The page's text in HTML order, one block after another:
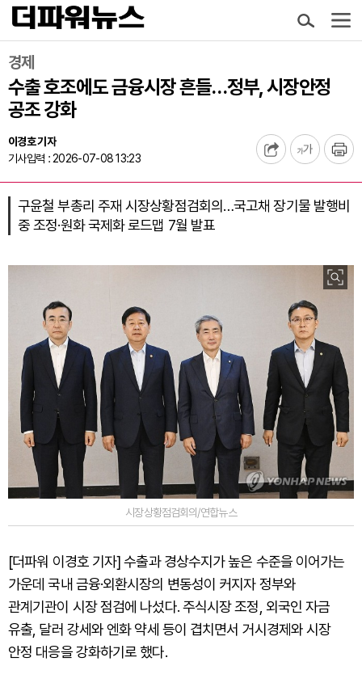
경제
수출 호조에도 금융시장 흔들…정부, 시장안정
공조 강화
이경호 기자
기사입력 : 2026-07-08 13:23
구윤철 부총리 주재 시장상황점검회의…국고채 장기물 발행비
중 조정·원화 국제화 로드맵 7월 발표
시장상황점검회의/연합뉴스
[더파워 이경호 기자] 수출과 경상수지가 높은 수준을 이어가는
가운데 국내 금융·외환시장의 변동성이 커지자 정부와
관계기관이 시장 점검에 나섰다. 주식시장 조정, 외국인 자금
유출, 달러 강세와 엔화 약세 등이 겹치면서 거시경제와 시장
안정 대응을 강화하기로 했다.